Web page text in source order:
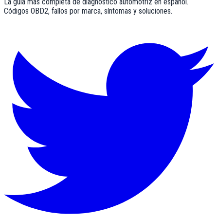
Códigos OBD2, fallos por marca, síntomas y soluciones.